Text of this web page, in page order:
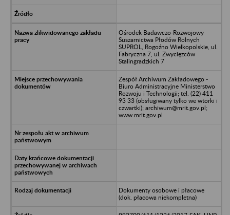
Ośrodek Badawczo-Rozwojowy
Suszarnictwa Płodów Rolnych
SUPROL, Rogoźno Wielkopolskie, ul.
Fabryczna 7, ul. Zwycięzców
Stalingradzkich 7
Zespół Archiwum Zakładowego -
Biuro Administracyjne Ministerstwo
Rozwoju i Technologii; tel. (22) 411
93 33 (obsługiwany tylko we wtorki i
czwartki); archiwum@mrit.gov.pl;
www.mrit.gov.pl
Dokumenty osobowe i płacowe
(dok. płacowa niekompletna)